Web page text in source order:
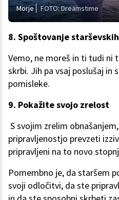
Morje FOTO: Dreamstime
8. Spoštovanje
Vemo, ne moreš in ti tudi ni
skrbi. Jih pa vsaj poslušaj in
pomisleke.
9. Pokažite svojo zrelost
S svojim zrelim
pripravljenostjo prevzeti
pripravljeni na to novo
Pomembno je, da staršem
svoji odločitvi, da ste